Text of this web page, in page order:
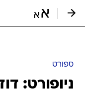
ספורט
ניופורט: